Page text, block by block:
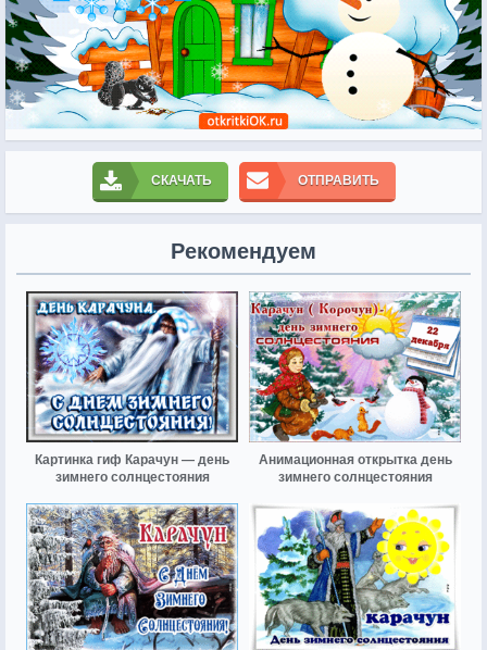
СКАЧАТЬ ОТПРАВИТЬ
Рекомендуем
Картинка гиф Карачун — день
зимнего солнцестояния
Анимационная открытка день
зимнего солнцестояния